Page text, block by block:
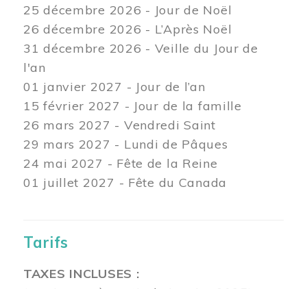
25 décembre 2026 - Jour de Noël
26 décembre 2026 - L’Après Noël
31 décembre 2026 - Veille du Jour de
l'an
01 janvier 2027 - Jour de l’an
15 février 2027 - Jour de la famille
26 mars 2027 - Vendredi Saint
29 mars 2027 - Lundi de Pâques
24 mai 2027 - Fête de la Reine
01 juillet 2027 - Fête du Canada
Tarifs
TAXES INCLUSES :